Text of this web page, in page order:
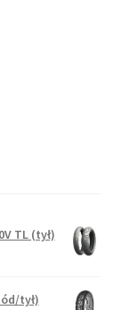
TL (tył)
tył)